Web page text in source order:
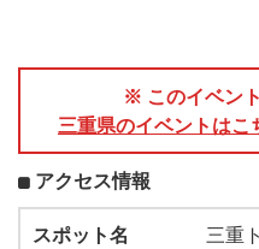
※ このイベン
三重県のイベントはこ
アクセス情報
スポット名
三重